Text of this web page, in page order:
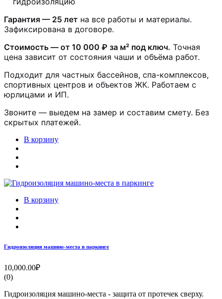
Гарантия — 25 лет на все работы и материалы.
Зафиксирована в договоре.
Стоимость — от 10 000 ₽ за м² под ключ. Точная
цена зависит от состояния чаши и объёма работ.
Подходит для частных бассейнов, спа-комплексов,
спортивных центров и объектов ЖК. Работаем с
юрлицами и ИП.
Звоните — выедем на замер и составим смету. Без
скрытых платежей.
В корзину
В корзину
Гидроизоляция машино-места в паркинге
10,000.00₽
(0)
Гидроизоляция машино-места - защита от протечек сверху.